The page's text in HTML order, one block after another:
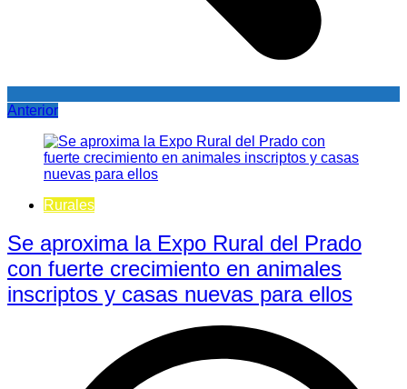
Anterior
Rurales
Se aproxima la Expo Rural del Prado
con fuerte crecimiento en animales
inscriptos y casas nuevas para ellos